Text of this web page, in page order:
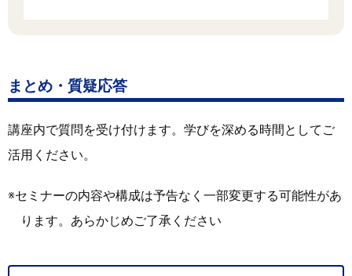
まとめ・質疑応答
講座内で質問を受け付けます。学びを深める時間としてご
活用ください。
セミナーの内容や構成は予告なく一部変更する可能性があ
ります。あらかじめご了承ください